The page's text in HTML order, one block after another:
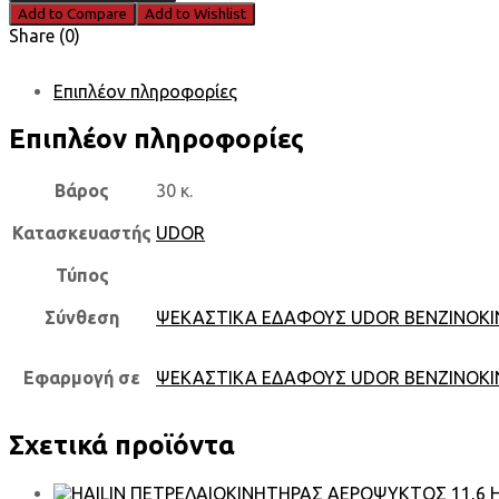
Add to Compare
Add to Wishlist
Share (0)
Επιπλέον πληροφορίες
Επιπλέον πληροφορίες
Βάρος 30 κ.
Κατασκευαστής UDOR
Τύπος
Σύνθεση ΨΕΚΑΣΤΙΚΑ ΕΔΑΦΟΥΣ UDOR
Εφαρμογή σε ΨΕΚΑΣΤΙΚΑ ΕΔΑΦΟΥΣ UDOR
Σχετικά προϊόντα